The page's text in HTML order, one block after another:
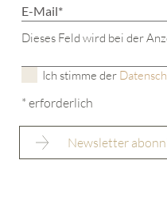
Dieses Feld wird bei der
Ich stimme der
* erforderlich